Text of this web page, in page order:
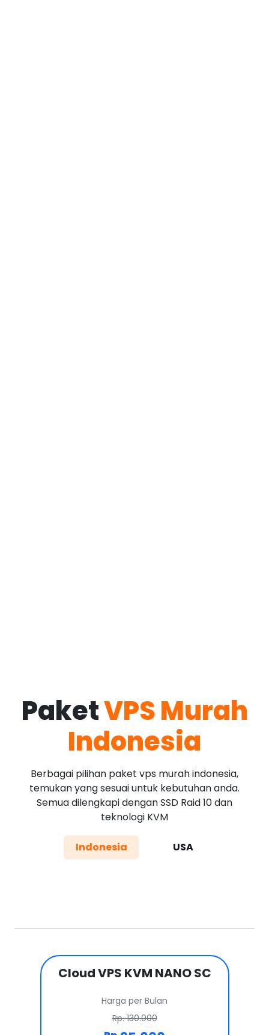
PaketVPS Murah
Indonesia
Berbagai pilihan paket vps murah indonesia,
temukan yang sesuai untuk kebutuhan anda.
Semua dilengkapi dengan SSD Raid 10 dan
teknologi KVM
Indonesia USA
Cloud VPS KVM NANO SC
Harga per Bulan
Rp. 130.000